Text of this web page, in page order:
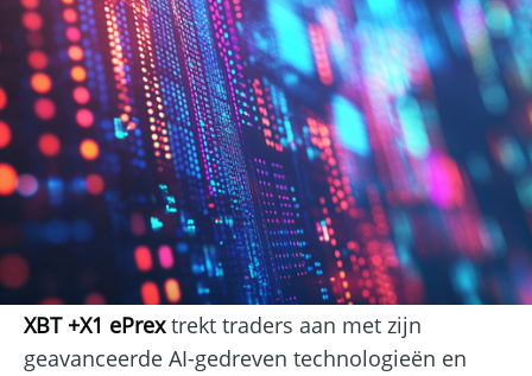
XBT +X1 ePrextrekt traders aan met zijn
geavanceerde AI-gedreven technologieën en